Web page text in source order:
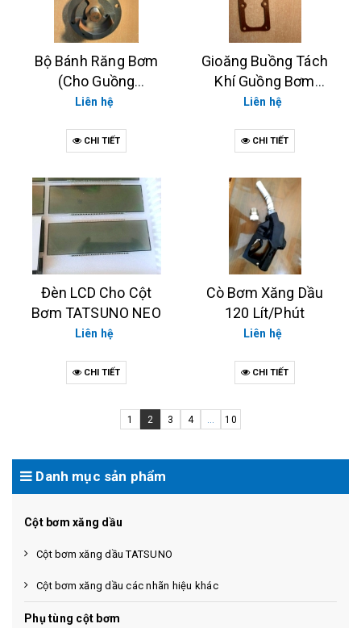
Bộ Bánh Răng Bơm
(Cho Guồng
TATSUNO 70Lít/phút)
Liên hệ
CHI TIẾT
Gioăng Buồng Tách
Khí Guồng Bơm
TATSUNO
Liên hệ
CHI TIẾT
Đèn LCD Cho Cột
Bơm TATSUNO NEO
Liên hệ
CHI TIẾT
Cò Bơm Xăng Dầu
120 Lít/Phút
Liên hệ
CHI TIẾT
1 2 3 4 ... 10
Danh mục sản phẩm
Cột bơm xăng dầu
Cột bơm xăng dầu TATSUNO
Cột bơm xăng dầu các nhãn hiệu khác
Phụ tùng cột bơm